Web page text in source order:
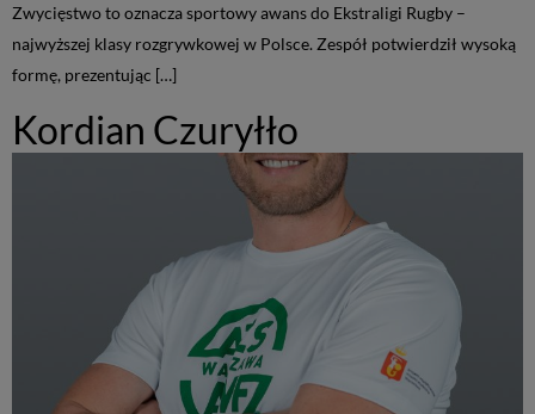
Zwycięstwo to oznacza sportowy awans do Ekstraligi Rugby –
najwyższej klasy rozgrywkowej w Polsce. Zespół potwierdził wysoką
formę, prezentując […]
Kordian Czuryłło